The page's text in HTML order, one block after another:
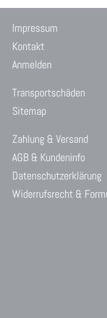
Impressum
Kontakt
Anmelden
Transportschäden
Sitemap
Zahlung & Versand
AGB & Kundeninfo
Datenschutzerklärung
Widerrufsrecht &